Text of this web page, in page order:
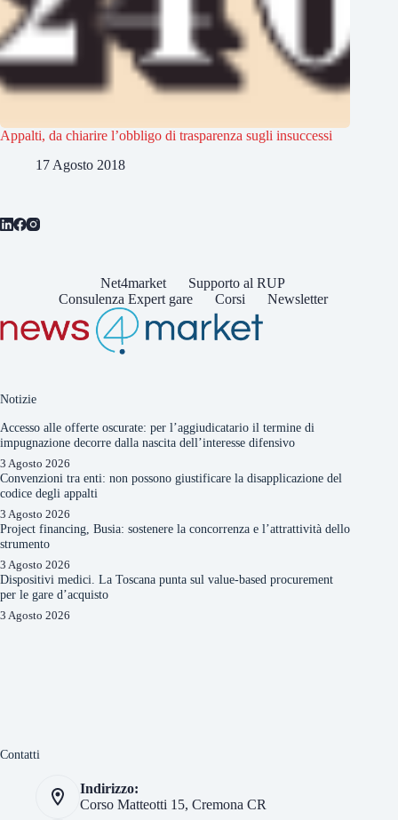
Appalti, da chiarire l’obbligo di trasparenza sugli insuccessi
17 Agosto 2018
Net4market
Supporto al RUP
Consulenza Expert gare
Corsi Newsletter
Notizie
Accesso alle offerte oscurate: per l’aggiudicatario il termine di
impugnazione decorre dalla nascita dell’interesse difensivo
3 Agosto 2026
Convenzioni tra enti: non possono giustificare la disapplicazione del
codice degli appalti
3 Agosto 2026
Project financing, Busia: sostenere la concorrenza e l’attrattività dello
strumento
3 Agosto 2026
Dispositivi medici. La Toscana punta sul value-based procurement
per le gare d’acquisto
3 Agosto 2026
Contatti
Indirizzo:
Corso Matteotti 15, Cremona CR